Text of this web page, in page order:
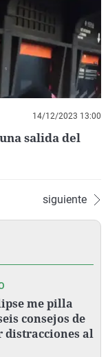
14/12/2023 13:00
salida del
siguiente
me pilla
consejos de
distracciones al